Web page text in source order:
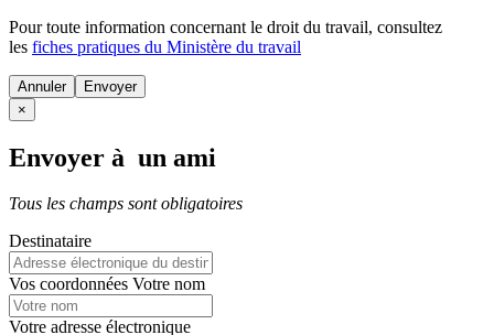
Pour toute information concernant le droit du travail, consultez
les fiches pratiques du Ministère du travail
Annuler
×
Envoyer à un ami
Tous les champs sont obligatoires
Destinataire
Vos coordonnées Votre nom
Votre adresse électronique